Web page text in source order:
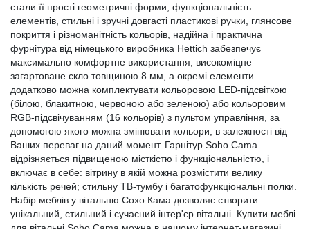
стали її прості геометричні форми, функціональність
елементів, стильні і зручні довгасті пластикові ручки, глянсове
покриття і різноманітність кольорів, надійна і практична
фурнітура від німецького виробника Hettich забезпечує
максимально комфортне використання, високоміцне
загартоване скло товщиною 8 мм, а окремі елементи
додатково можна комплектувати кольоровою LED-підсвіткою
(білою, блакитною, червоною або зеленою) або кольоровим
RGB-підсвічуванням (16 кольорів) з пультом управління, за
допомогою якого можна змінювати кольори, в залежності від
Ваших переваг на даний момент. Гарнітур Soho Cama
відрізняється підвищеною місткістю і функціональністю, і
включає в себе: вітрину в якій можна розмістити велику
кількість речей; стильну ТВ-тумбу і багатофункціональні полки.
Набір меблів у вітальню Сохо Кама дозволяє створити
унікальний, стильний і сучасний інтер'єр вітальні. Купити меблі